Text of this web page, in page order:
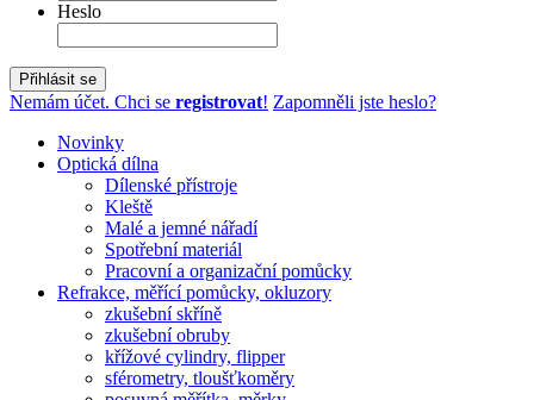
Heslo
Přihlásit se
Nemám účet. Chci se registrovat! Zapomněli jste heslo?
Novinky
Optická dílna
Dílenské přístroje
Kleště
Malé a jemné nářadí
Spotřební materiál
Pracovní a organizační pomůcky
Refrakce, měřící pomůcky, okluzory
zkušební skříně
zkušební obruby
křížové cylindry, flipper
sférometry, tloušťkoměry